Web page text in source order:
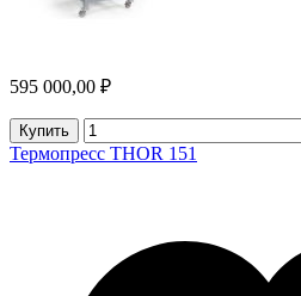
595 000,00 ₽
Купить
Термопресс THOR 151